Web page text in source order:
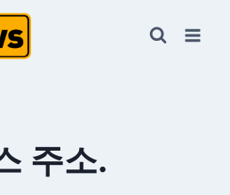
주소.